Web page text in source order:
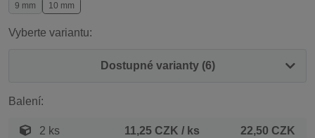
9 mm 10 mm
Vyberte variantu:
Dostupné varianty (6)
Balení:
2 ks 11,25 CZK / ks 22,50 CZK